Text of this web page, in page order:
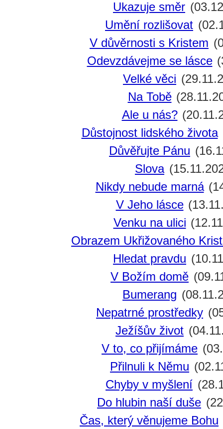
Ukazuje směr
Umění rozlišovat
V důvěrnosti s Kristem
Odevzdávejme se lásce
Velké věci
Na Tobě
Ale u nás?
Důstojnost lidského života
Důvěřujte Pánu
Slova
Nikdy nebude marná
V Jeho lásce
Venku na ulici
Obrazem Ukřižovaného
Hledat pravdu
V Božím domě
Bumerang
Nepatrné prostředky
Ježíšův život
V to, co přijímáme
Přilnuli k Němu
Chyby v myšlení
Do hlubin naší duše
Čas, který věnujeme Bohu